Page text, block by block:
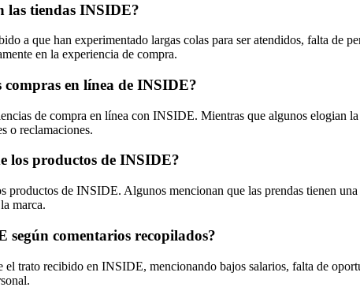
las tiendas INSIDE?
a que han experimentado largas colas para ser atendidos, falta de
en la experiencia de compra.
compras en línea de INSIDE?
de compra en línea con INSIDE. Mientras que algunos elogian
o reclamaciones.
los productos de INSIDE?
productos de INSIDE. Algunos mencionan que las prendas tienen
marca.
según comentarios recopilados?
trato recibido en INSIDE, mencionando bajos salarios, falta de